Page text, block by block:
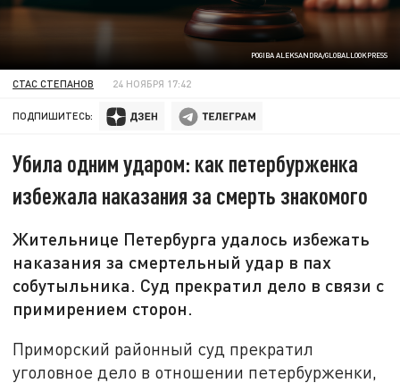
POGIBA ALEKSANDRA/GLOBALLOOKPRESS
СТАС СТЕПАНОВ 24 НОЯБРЯ 17:42
ПОДПИШИТЕСЬ:
Убила одним ударом: как петербурженка
избежала наказания за смерть знакомого
Жительнице Петербурга удалось избежать
наказания за смертельный удар в пах
собутыльника. Суд прекратил дело в связи с
примирением сторон.
Приморский районный суд прекратил
уголовное дело в отношении петербурженки,